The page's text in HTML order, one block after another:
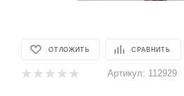
ОТЛОЖИТЬ СРАВНИТЬ
Артикул: 112929